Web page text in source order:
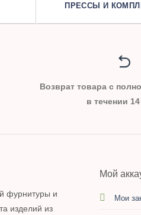
ПРЕССЫ И
Возврат товара с
в течении
фурнитуры и
изделий из
Мой
Мои